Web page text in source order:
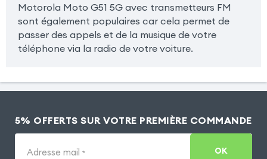
Motorola Moto G51 5G avec transmetteurs FM
sont également populaires car cela permet de
passer des appels et de la musique de votre
téléphone via la radio de votre voiture.
5% OFFERTS SUR VOTRE PREMIÈRE COMMANDE
Adresse mail * OK